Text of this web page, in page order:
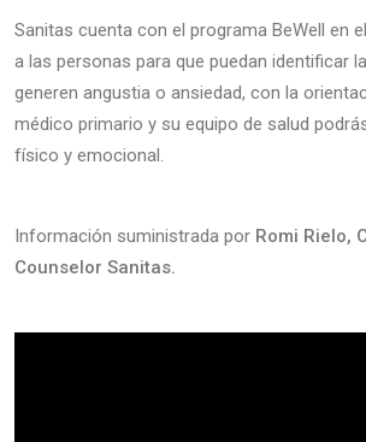
Sanitas cuenta con el programa BeWell en
a las personas para que puedan identificar
generen angustia o ansiedad, con la
médico primario y su equipo de salud
físico y emocional.
Información suministrada por Romi Rielo,
Counselor Sanitas.